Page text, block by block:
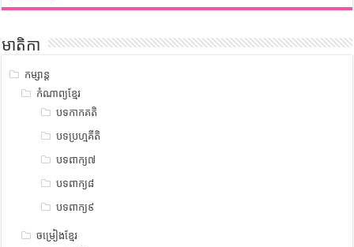
មាតិកា
កម្សាន្ត
កំណាព្យខ្មែរ
បទកាកគតិ
បទប្រហ្មគីតិ
បទពាក្យ៧
បទពាក្យ៨
បទពាក្យ៩
ចម្រៀងខ្មែរ